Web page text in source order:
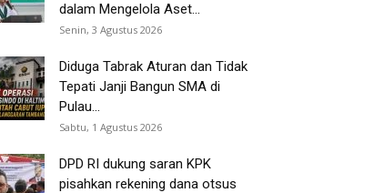
dalam Mengelola Aset...
Senin, 3 Agustus 2026
Diduga Tabrak Aturan dan Tidak
Tepati Janji Bangun SMA di
Pulau...
Sabtu, 1 Agustus 2026
DPD RI dukung saran KPK
pisahkan rekening dana otsus